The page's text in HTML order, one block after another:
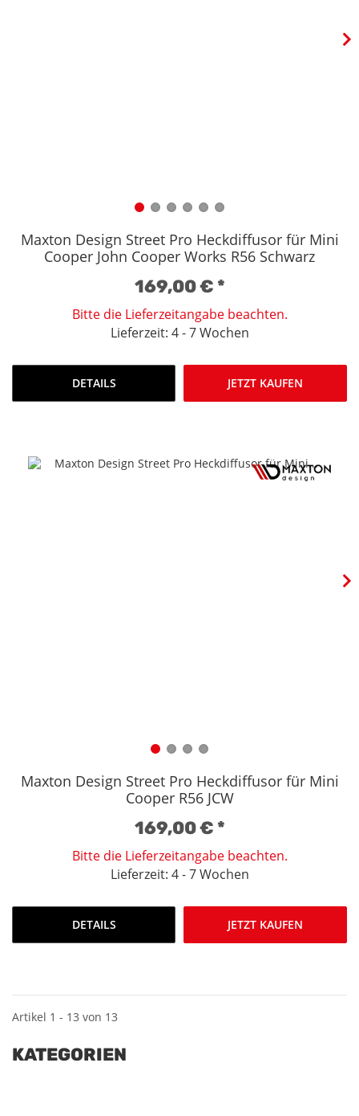
Maxton Design Street Pro Heckdiffusor für Mini
Cooper John Cooper Works R56 Schwarz
169,00 €*
Bitte die Lieferzeitangabe beachten.
Lieferzeit: 4 - 7 Wochen
DETAILS JETZT KAUFEN
Maxton Design Street Pro Heckdiffusor für Mini
Cooper R56 JCW
169,00 €*
Bitte die Lieferzeitangabe beachten.
Lieferzeit: 4 - 7 Wochen
DETAILS JETZT KAUFEN
Artikel 1 - 13 von 13
KATEGORIEN